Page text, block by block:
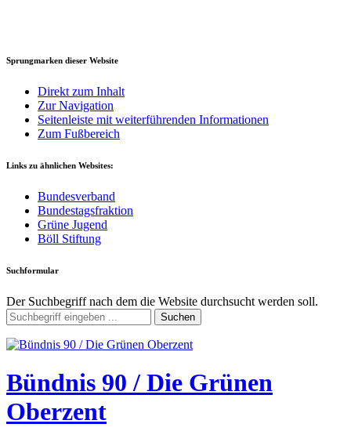
Sprungmarken dieser Website
Direkt zum Inhalt
Zur Navigation
Seitenleiste mit weiterführenden Informationen
Zum Fußbereich
Links zu ähnlichen Websites:
Bundesverband
Bundestagsfraktion
Grüne Jugend
Böll Stiftung
Suchformular
Der Suchbegriff nach dem die Website durchsucht werden soll.
Suchen
Bündnis 90 / Die Grünen
Oberzent